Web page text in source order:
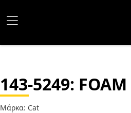
143-5249: FOAM
Μάρκα: Cat